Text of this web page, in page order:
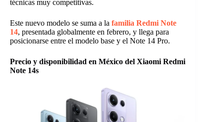
técnicas muy competitivas.
Este nuevo modelo se suma a la familia Redmi Note
14, presentada globalmente en febrero, y llega para
posicionarse entre el modelo base y el Note 14 Pro.
Precio y disponibilidad en México del Xiaomi Redmi
Note 14s